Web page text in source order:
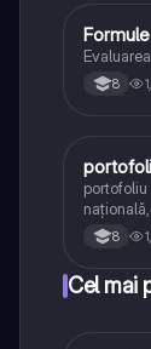
Formule
8
8
Cel mai